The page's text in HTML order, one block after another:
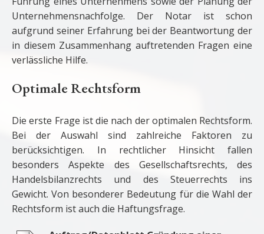
Unternehmensnachfolge. Der Notar ist schon
aufgrund seiner Erfahrung bei der Beantwortung der
in diesem Zusammenhang auftretenden Fragen eine
verlässliche Hilfe.
Optimale Rechtsform
Die erste Frage ist die nach der optimalen Rechtsform.
Bei der Auswahl sind zahlreiche Faktoren zu
berücksichtigen. In rechtlicher Hinsicht fallen
besonders Aspekte des Gesellschaftsrechts, des
Handelsbilanzrechts und des Steuerrechts ins
Gewicht. Von besonderer Bedeutung für die Wahl der
Rechtsform ist auch die Haftungsfrage.